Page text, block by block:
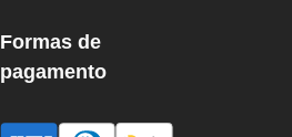
Formas de
pagamento